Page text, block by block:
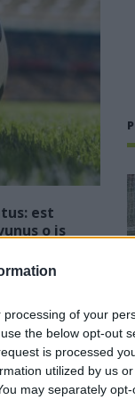
of your
the below opt-out
is processed
utilized by us
may separately
est
o is
cumprendi (e
arribbaus,
nci lompi, a nci